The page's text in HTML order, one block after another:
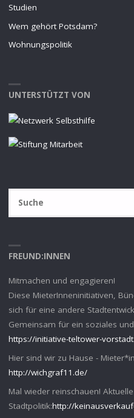
Studien
Wem gehört Potsdam?
Wohnungspolitik
UNTERSTÜTZT VON
FREUND:INNEN
Mitmachen und engagieren!
Diese MieterInneninitiativen,
sich für eine andere
Gemeinsam für ein soziales
https://initiative-teltower-
Hier sind wir zu Hause -
http://wichgraf11.de/
Mal wieder reinschauen!
Stadtpolitik:http://